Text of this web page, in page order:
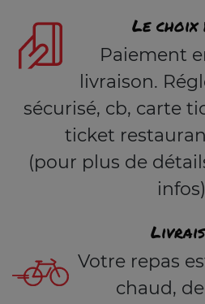
Le choix
Paiement
livraison.
sécurisé, cb, carte
ticket
(pour plus de
infos)
Votre repas
chaud,